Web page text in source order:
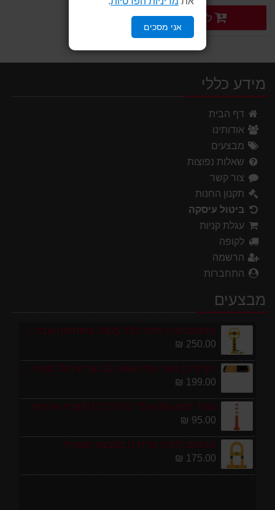
אני מסכים
פרטים נוספיםפרטים נוספים לקנייה
מידע כללי
דף הבית
אודותינו
מבצעים
שאלות נפוצות
צור קשר
תקנון החנות
ביטול עיסקה
עגלת קניות
לקופה
הרשמה
התחברות
מבצעים
מחסום חניה פרטי כולל מנעול ומפתחות גובה 70 ס"מ
250.00 ₪
חבילת 1 מטר פסי האטה 10 קמ''ש כולל סופיות מפלסטיק
199.00 ₪
עמוד סימון גמיש 75 ס''מ ECO תוצרת אירופה
95.00 ₪
מחסום לחניה צורת U במבצע מטורף!
175.00 ₪